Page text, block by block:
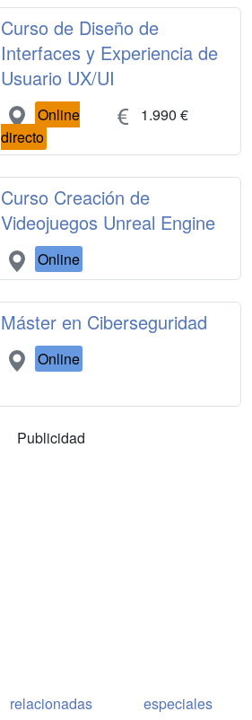
Curso de Diseño de
Interfaces y Experiencia de
Usuario UX/UI
Online
directo
1.990 €
Curso Creación de
Videojuegos Unreal Engine
Online
Máster en Ciberseguridad
Online
Publicidad
relacionadas
especiales